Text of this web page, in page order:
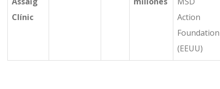
Clínic
Action
Foundation
(EEUU)